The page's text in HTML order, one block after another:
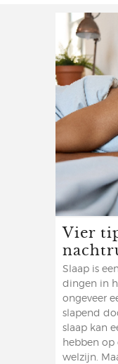
Vier
Slaap is
dingen in
ongeveer
slapend
slaap kan
hebben op
welzijn.